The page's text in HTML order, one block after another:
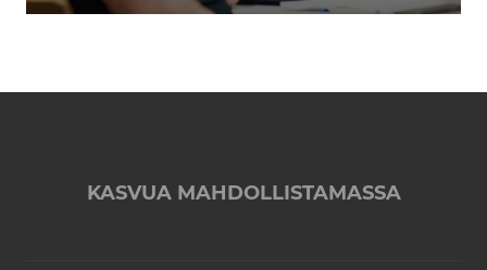
KASVUA MAHDOLLISTAMASSA